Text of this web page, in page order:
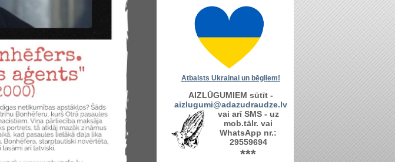
Atbalsts Ukrainai un bēgļiem!
AIZLŪGUMIEM sūtīt -
aizlugumi@adazudraudze.lv
vai arī SMS - uz
mob.tālr. vai
WhatsApp nr.:
29559694
***